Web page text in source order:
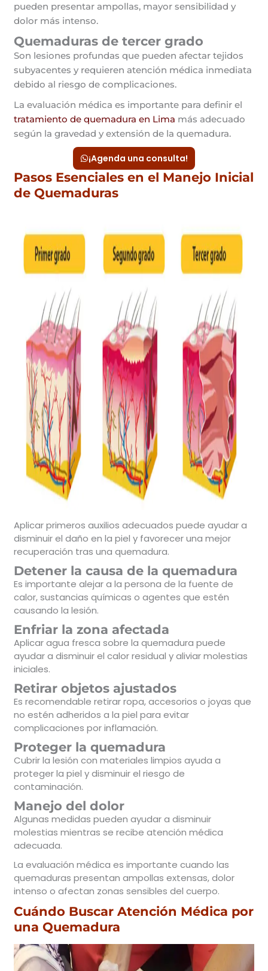
pueden presentar ampollas, mayor sensibilidad y
dolor más intenso.
Quemaduras de tercer grado
Son lesiones profundas que pueden afectar tejidos
subyacentes y requieren atención médica inmediata
debido al riesgo de complicaciones.
La evaluación médica es importante para definir el
tratamiento de quemadura en Lima más adecuado
según la gravedad y extensión de la quemadura.
¡Agenda una consulta!
Pasos Esenciales en el Manejo Inicial
de Quemaduras
Aplicar primeros auxilios adecuados puede ayudar a
disminuir el daño en la piel y favorecer una mejor
recuperación tras una quemadura.
Detener la causa de la quemadura
Es importante alejar a la persona de la fuente de
calor, sustancias químicas o agentes que estén
causando la lesión.
Enfriar la zona afectada
Aplicar agua fresca sobre la quemadura puede
ayudar a disminuir el calor residual y aliviar molestias
iniciales.
Retirar objetos ajustados
Es recomendable retirar ropa, accesorios o joyas que
no estén adheridos a la piel para evitar
complicaciones por inflamación.
Proteger la quemadura
Cubrir la lesión con materiales limpios ayuda a
proteger la piel y disminuir el riesgo de
contaminación.
Manejo del dolor
Algunas medidas pueden ayudar a disminuir
molestias mientras se recibe atención médica
adecuada.
La evaluación médica es importante cuando las
quemaduras presentan ampollas extensas, dolor
intenso o afectan zonas sensibles del cuerpo.
Cuándo Buscar Atención Médica por
una Quemadura